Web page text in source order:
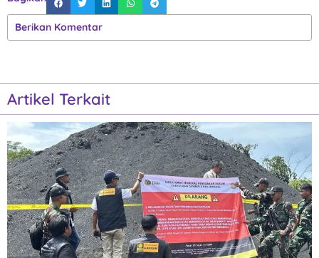
Berikan Komentar
Artikel Terkait